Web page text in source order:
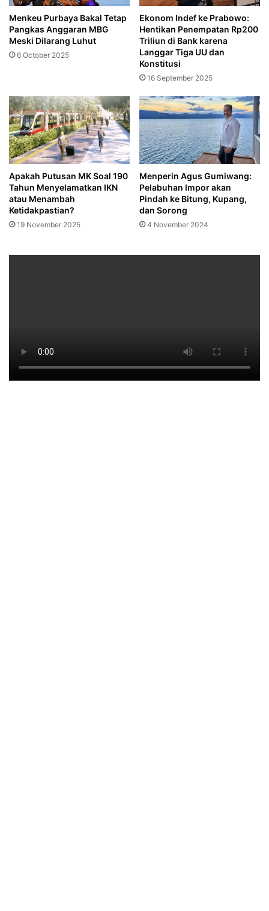
Menkeu Purbaya Bakal Tetap
Pangkas Anggaran MBG
Meski Dilarang Luhut
6 October 2025
Ekonom Indef ke Prabowo:
Hentikan Penempatan Rp200
Triliun di Bank karena
Langgar Tiga UU dan
Konstitusi
16 September 2025
‎Apakah Putusan MK Soal 190
Tahun Menyelamatkan IKN
atau Menambah
Ketidakpastian?
19 November 2025
Menperin Agus Gumiwang:
Pelabuhan Impor akan
Pindah ke Bitung, Kupang,
dan Sorong
4 November 2024